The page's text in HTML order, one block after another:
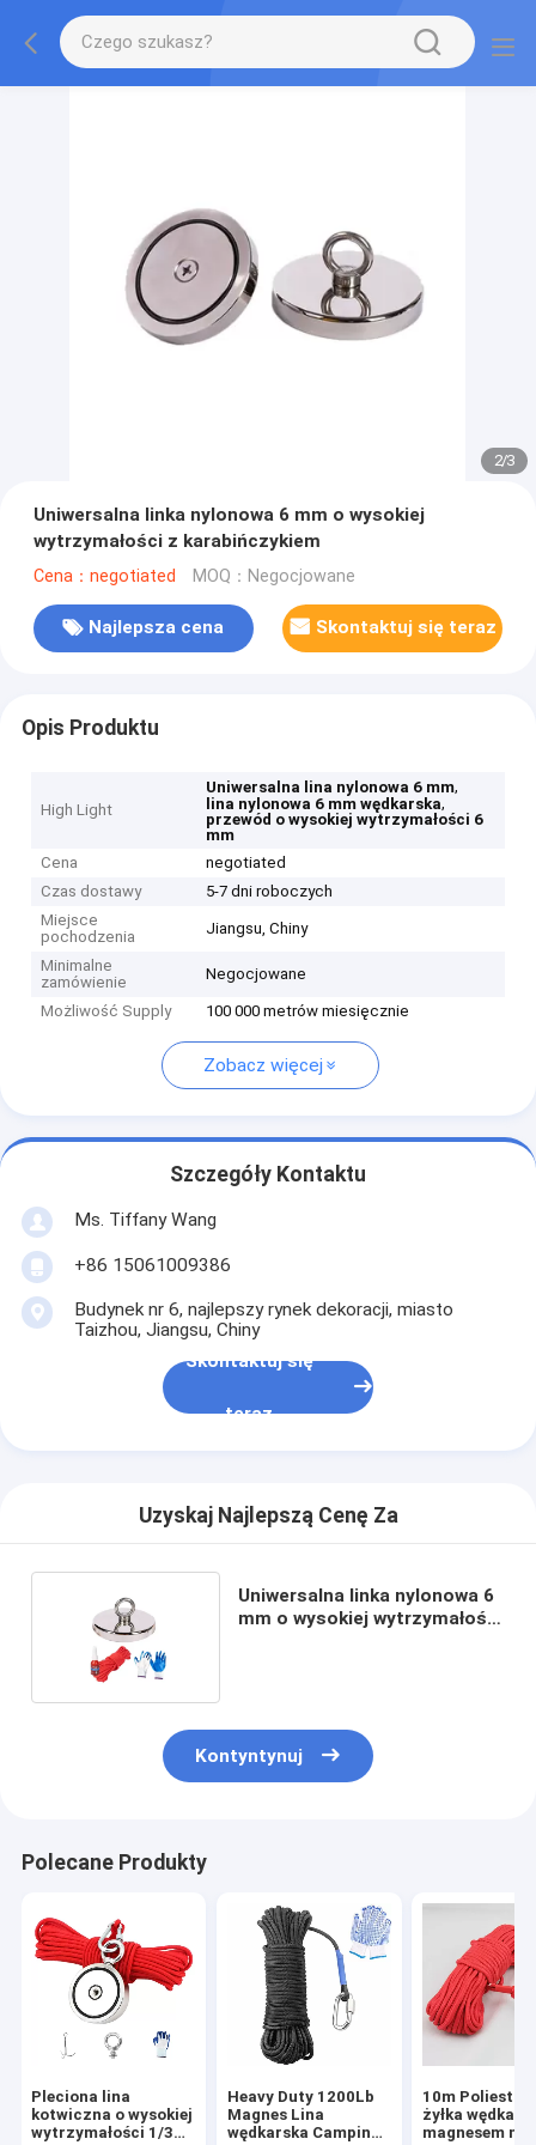
2/3
Uniwersalna linka nylonowa 6 mm o wysokiej
wytrzymałości z karabińczykiem
Cena：negotiated MOQ：Negocjowane
Najlepsza cena Skontaktuj się teraz
Opis Produktu
High Light
Uniwersalna lina nylonowa 6 mm,
lina nylonowa 6 mm wędkarska,
przewód o wysokiej wytrzymałości 6
mm
Cena
negotiated
Czas dostawy
5-7 dni roboczych
Miejsce
pochodzenia
Jiangsu, Chiny
Minimalne
zamówienie
Negocjowane
Możliwość Supply 100 000 metrów miesięcznie
Zobacz więcej
Szczegóły Kontaktu
Ms. Tiffany Wang
+86 15061009386
Budynek nr 6, najlepszy rynek dekoracji, miasto
Taizhou, Jiangsu, Chiny
Skontaktuj się
teraz
Uzyskaj Najlepszą Cenę Za
Uniwersalna linka nylonowa 6
mm o wysokiej wytrzymałości
Kontyntynuj
Polecane Produkty
Pleciona lina
kotwiczna o wysokiej
wytrzymałości 1/3
Heavy Duty 1200Lb
Magnes Lina
wędkarska Camping
10m
żyłka
magnesem na